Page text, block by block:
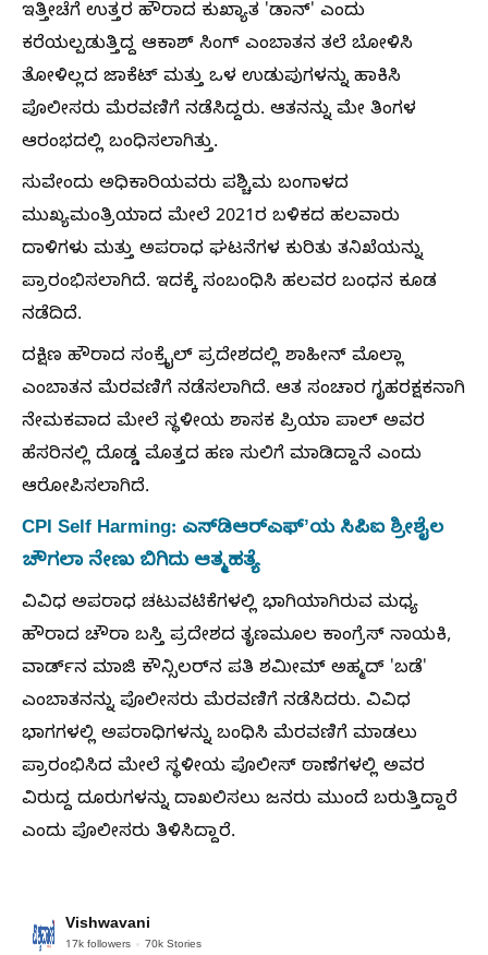
ಇತ್ತೀಚೆಗೆ ಉತ್ತರ ಹೌರಾದ ಕುಖ್ಯಾತ 'ಡಾನ್' ಎಂದು
ಕರೆಯಲ್ಪಡುತ್ತಿದ್ದ ಆಕಾಶ್ ಸಿಂಗ್ ಎಂಬಾತನ ತಲೆ ಬೋಳಿಸಿ
ತೋಳಿಲ್ಲದ ಜಾಕೆಟ್ ಮತ್ತು ಒಳ ಉಡುಪುಗಳನ್ನು ಹಾಕಿಸಿ
ಪೊಲೀಸರು ಮೆರವಣಿಗೆ ನಡೆಸಿದ್ದರು. ಆತನನ್ನು ಮೇ ತಿಂಗಳ
ಆರಂಭದಲ್ಲಿ ಬಂಧಿಸಲಾಗಿತ್ತು.
ಸುವೇಂದು ಅಧಿಕಾರಿಯವರು ಪಶ್ಚಿಮ ಬಂಗಾಳದ
ಮುಖ್ಯಮಂತ್ರಿಯಾದ ಮೇಲೆ 2021ರ ಬಳಿಕದ ಹಲವಾರು
ದಾಳಿಗಳು ಮತ್ತು ಅಪರಾಧ ಘಟನೆಗಳ ಕುರಿತು ತನಿಖೆಯನ್ನು
ಪ್ರಾರಂಭಿಸಲಾಗಿದೆ. ಇದಕ್ಕೆ ಸಂಬಂಧಿಸಿ ಹಲವರ ಬಂಧನ ಕೂಡ
ನಡೆದಿದೆ.
ದಕ್ಷಿಣ ಹೌರಾದ ಸಂಕ್ರೈಲ್ ಪ್ರದೇಶದಲ್ಲಿ ಶಾಹೀನ್ ಮೊಲ್ಲಾ
ಎಂಬಾತನ ಮೆರವಣಿಗೆ ನಡೆಸಲಾಗಿದೆ. ಆತ ಸಂಚಾರ ಗೃಹರಕ್ಷಕನಾಗಿ
ನೇಮಕವಾದ ಮೇಲೆ ಸ್ಥಳೀಯ ಶಾಸಕ ಪ್ರಿಯಾ ಪಾಲ್ ಅವರ
ಹೆಸರಿನಲ್ಲಿ ದೊಡ್ಡ ಮೊತ್ತದ ಹಣ ಸುಲಿಗೆ ಮಾಡಿದ್ದಾನೆ ಎಂದು
ಆರೋಪಿಸಲಾಗಿದೆ.
CPI Self Harming: ಎಸ್‌ಡಿಆರ್‌ಎಫ್ʼಯ ಸಿಪಿಐ ಶ್ರೀಶೈಲ
ಚೌಗಲಾ ನೇಣು ಬಿಗಿದು ಆತ್ಮಹತ್ಯೆ
ವಿವಿಧ ಅಪರಾಧ ಚಟುವಟಿಕೆಗಳಲ್ಲಿ ಭಾಗಿಯಾಗಿರುವ ಮಧ್ಯ
ಹೌರಾದ ಚೌರಾ ಬಸ್ತಿ ಪ್ರದೇಶದ ತೃಣಮೂಲ ಕಾಂಗ್ರೆಸ್ ನಾಯಕಿ,
ವಾರ್ಡ್‌ನ ಮಾಜಿ ಕೌನ್ಸಿಲರ್‌ನ ಪತಿ ಶಮೀಮ್ ಅಹ್ಮದ್ 'ಬಡೆ'
ಎಂಬಾತನನ್ನು ಪೊಲೀಸರು ಮೆರವಣಿಗೆ ನಡೆಸಿದರು. ವಿವಿಧ
ಭಾಗಗಳಲ್ಲಿ ಅಪರಾಧಿಗಳನ್ನು ಬಂಧಿಸಿ ಮೆರವಣಿಗೆ ಮಾಡಲು
ಪ್ರಾರಂಭಿಸಿದ ಮೇಲೆ ಸ್ಥಳೀಯ ಪೊಲೀಸ್ ಠಾಣೆಗಳಲ್ಲಿ ಅವರ
ವಿರುದ್ದ ದೂರುಗಳನ್ನು ದಾಖಲಿಸಲು ಜನರು ಮುಂದೆ ಬರುತ್ತಿದ್ದಾರೆ
ಎಂದು ಪೊಲೀಸರು ತಿಳಿಸಿದ್ದಾರೆ.
Vishwavani
17k followers 70k Stories